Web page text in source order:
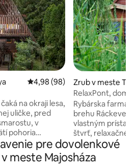
Priemerné ohodnotenie 4,98
4,98 (98)
na okraji lesa,
uličke, pred
v
pohoria
záhrade. Útulne
detský domček
Zrub v meste
RelaxPont,
Rybárska farma
brehu Ráckeve
vlastným
štvrť, relaxačné
nachádza v
vody, v trstinovej
toto nemôže byť Hilton.
pre dovolenkové
meste Majosháza